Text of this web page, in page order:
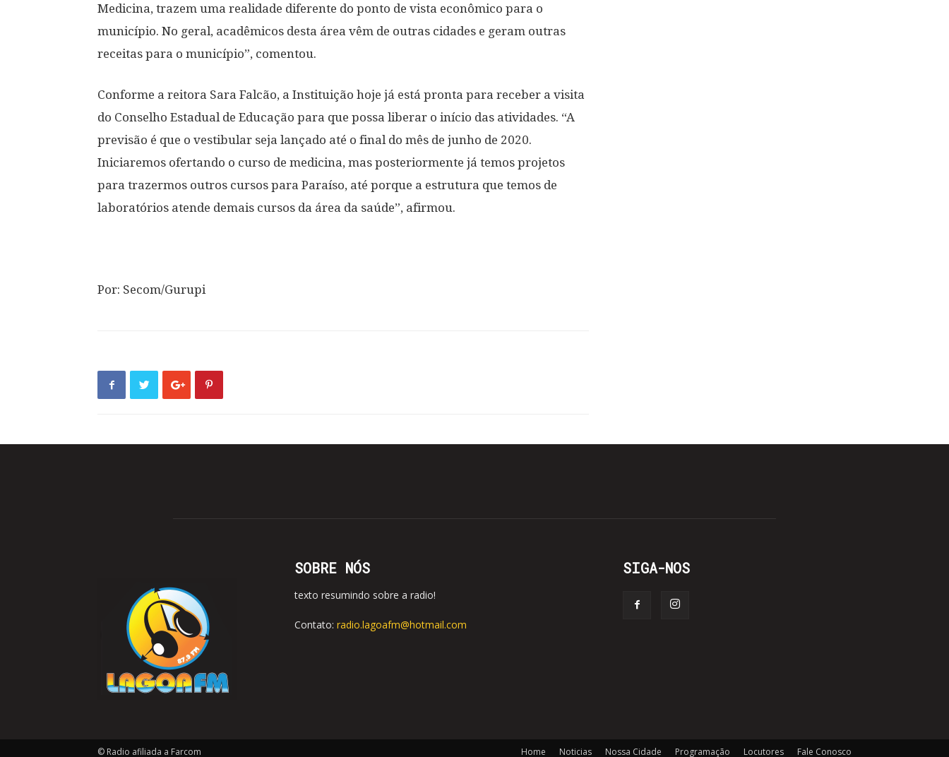
Medicina, trazem uma realidade diferente do ponto de vista econômico para o
município. No geral, acadêmicos desta área vêm de outras cidades e geram outras
receitas para o município”, comentou.
Conforme a reitora Sara Falcão, a Instituição hoje já está pronta para receber a visita
do Conselho Estadual de Educação para que possa liberar o início das atividades. “A
previsão é que o vestibular seja lançado até o final do mês de junho de 2020.
Iniciaremos ofertando o curso de medicina, mas posteriormente já temos projetos
para trazermos outros cursos para Paraíso, até porque a estrutura que temos de
laboratórios atende demais cursos da área da saúde”, afirmou.
Por: Secom/Gurupi
SOBRE NÓS
texto resumindo sobre a radio!
Contato: radio.lagoafm@hotmail.com
SIGA-NOS
Home Noticias Nossa Cidade Programação Locutores Fale Conosco
© Radio afiliada a Farcom